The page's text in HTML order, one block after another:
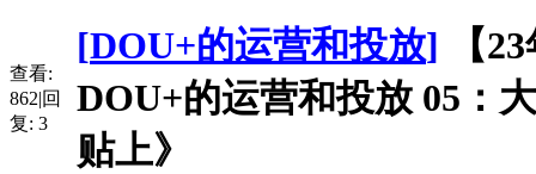
查看:
862|回
复: 3
[DOU+的运营和投放]
【
DOU+的运营和投放 05：
贴上》